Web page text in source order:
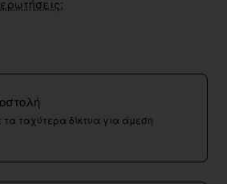
ταχύτερα δίκτυα για άμεση